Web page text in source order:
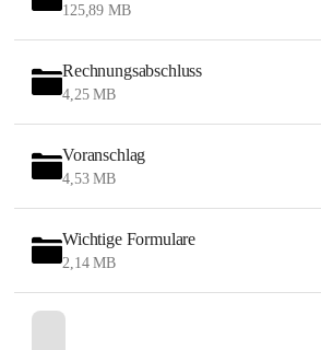
125,89 MB
Rechnungsabschluss
4,25 MB
Voranschlag
4,53 MB
Wichtige Formulare
2,14 MB